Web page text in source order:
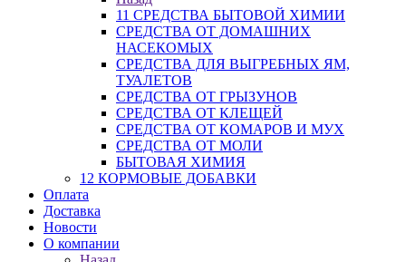
11 СРЕДСТВА БЫТОВОЙ ХИМИИ
СРЕДСТВА ОТ ДОМАШНИХ
НАСЕКОМЫХ
СРЕДСТВА ДЛЯ ВЫГРЕБНЫХ ЯМ,
ТУАЛЕТОВ
СРЕДСТВА ОТ ГРЫЗУНОВ
СРЕДСТВА ОТ КЛЕЩЕЙ
СРЕДСТВА ОТ КОМАРОВ И МУХ
СРЕДСТВА ОТ МОЛИ
БЫТОВАЯ ХИМИЯ
12 КОРМОВЫЕ ДОБАВКИ
Оплата
Доставка
Новости
О компании